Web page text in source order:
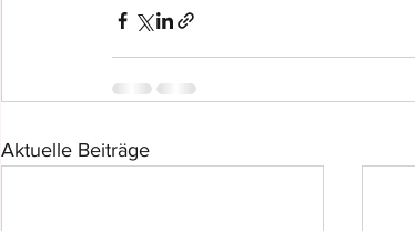
Aktuelle Beiträge